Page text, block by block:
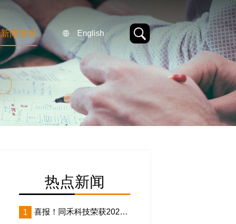
新闻资讯 English
热点新闻
1
喜报！同禾科技荣获2025